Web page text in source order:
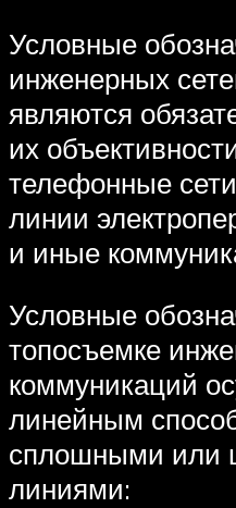
Условные
инженерных
являются
их
телефонные
линии
и иные
Условные
топосъемке
коммуникаций
линейным
сплошными или
линиями: